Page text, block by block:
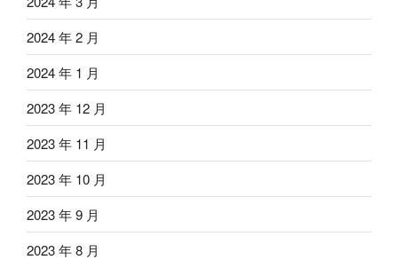
2024 年 2 月
2024 年 1 月
2023 年 12 月
2023 年 11 月
2023 年 10 月
2023 年 9 月
2023 年 8 月